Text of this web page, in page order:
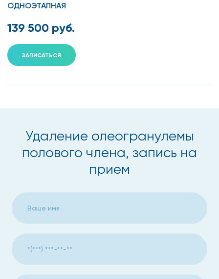
ОДНОЭТАПНАЯ
139 500 руб.
ЗАПИСАТЬСЯ
Удаление олеогранулемы
полового члена, запись на
прием